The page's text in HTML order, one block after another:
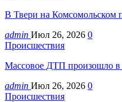
В Твери на Комсомольском
admin Июл 26, 2026 0
Происшествия
Массовое ДТП произошло в
admin Июл 26, 2026 0
Происшествия